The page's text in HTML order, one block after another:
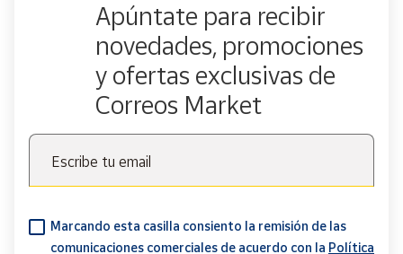
Apúntate para recibir
novedades, promociones
y ofertas exclusivas de
Correos Market
Escribe tu email
Marcando esta casilla consiento la remisión de las
comunicaciones comerciales de acuerdo con la Política